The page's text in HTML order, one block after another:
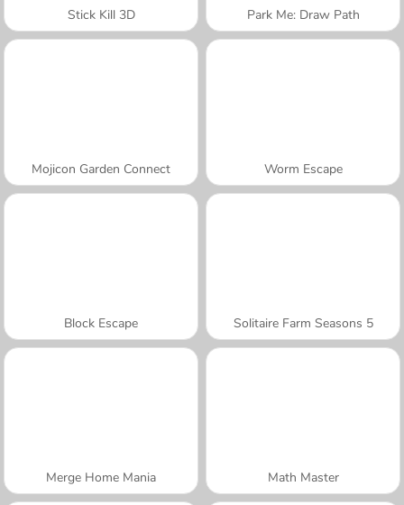
Stick Kill 3D Park Me: Draw Path
Mojicon Garden Connect Worm Escape
Block Escape Solitaire Farm Seasons 5
Merge Home Mania Math Master